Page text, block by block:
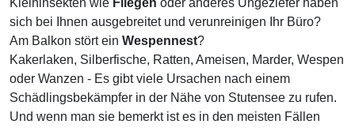
Kleininsekten wie Fliegen oder anderes Ungeziefer haben
sich bei Ihnen ausgebreitet und verunreinigen Ihr Büro?
Am Balkon stört ein Wespennest?
Kakerlaken, Silberfische, Ratten, Ameisen, Marder, Wespen
oder Wanzen - Es gibt viele Ursachen nach einem
Schädlingsbekämpfer in der Nähe von Stutensee zu rufen.
Und wenn man sie bemerkt ist es in den meisten Fällen